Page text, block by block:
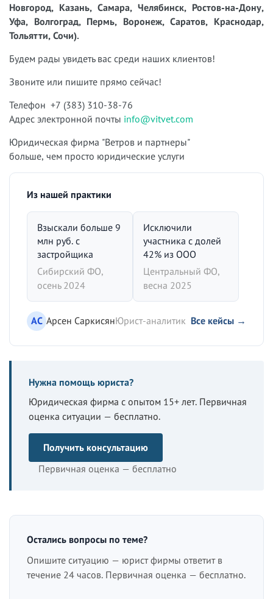
Новгород, Казань, Самара, Челябинск, Ростов-на-Дону,
Уфа, Волгоград, Пермь, Воронеж, Саратов, Краснодар,
Тольятти, Сочи).
Будем рады увидеть вас среди наших клиентов!
Звоните или пишите прямо сейчас!
Телефон +7 (383) 310-38-76
Адрес электронной почты info@vitvet.com
Юридическая фирма "Ветров и партнеры"
больше, чем просто юридические услуги
Из нашей практики
Взыскали больше 9
млн руб. с
застройщика
Сибирский ФО,
осень 2024
Исключили
участника с долей
42% из ООО
Центральный ФО,
весна 2025
АС Арсен СаркисянЮрист-аналитик Все кейсы →
Нужна помощь юриста?
Юридическая фирма с опытом 15+ лет. Первичная
оценка ситуации — бесплатно.
Получить консультацию
Первичная оценка — бесплатно
Остались вопросы по теме?
Опишите ситуацию — юрист фирмы ответит в
течение 24 часов. Первичная оценка — бесплатно.